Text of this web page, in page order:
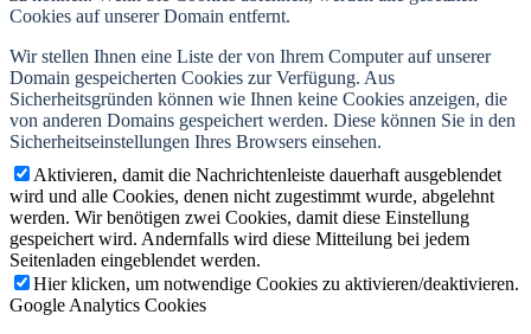
Cookies auf unserer Domain entfernt.
Wir stellen Ihnen eine Liste der von Ihrem Computer auf unserer
Domain gespeicherten Cookies zur Verfügung. Aus
Sicherheitsgründen können wie Ihnen keine Cookies anzeigen, die
von anderen Domains gespeichert werden. Diese können Sie in den
Sicherheitseinstellungen Ihres Browsers einsehen.
Aktivieren, damit die Nachrichtenleiste dauerhaft ausgeblendet
wird und alle Cookies, denen nicht zugestimmt wurde, abgelehnt
werden. Wir benötigen zwei Cookies, damit diese Einstellung
gespeichert wird. Andernfalls wird diese Mitteilung bei jedem
Seitenladen eingeblendet werden.
Hier klicken, um notwendige Cookies zu aktivieren/deaktivieren.
Google Analytics Cookies